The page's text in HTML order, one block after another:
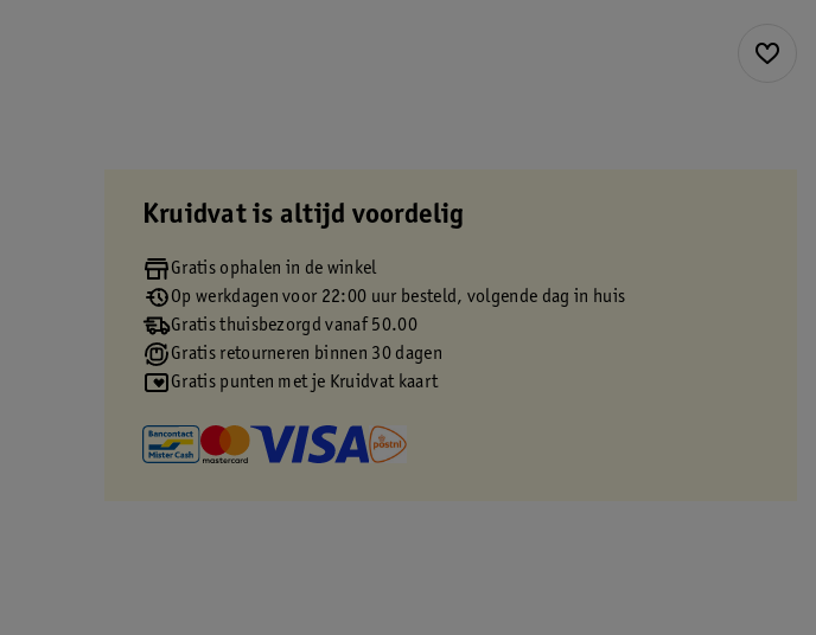
Kruidvat is altijd voordelig
Gratis ophalen in de winkel
Op werkdagen voor 22:00 uur besteld, volgende dag in huis
Gratis thuisbezorgd vanaf 50.00
Gratis retourneren binnen 30 dagen
Gratis punten met je Kruidvat kaart